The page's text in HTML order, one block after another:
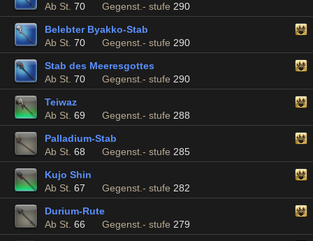
Ab St. 70 Gegenst.- stufe 290
Belebter Byakko-Stab
Ab St. 70 Gegenst.- stufe 290
Stab des Meeresgottes
Ab St. 70 Gegenst.- stufe 290
Teiwaz
Ab St. 69 Gegenst.- stufe 288
Palladium-Stab
Ab St. 68 Gegenst.- stufe 285
Kujo Shin
Ab St. 67 Gegenst.- stufe 282
Durium-Rute
Ab St. 66 Gegenst.- stufe 279